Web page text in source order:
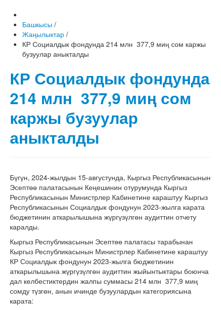
Башкысы /
Жаңылыктар /
КР Социалдык фондунда 214 млн 377,9 миң сом каржы
бузуулар аныкталды
КР Социалдык фондунда
214 млн 377,9 миң сом
каржы бузуулар
аныкталды
Бүгүн, 2024-жылдын 15-августунда, Кыргыз Республикасынын
Эсептөө палатасынын Кеңешинин отурумунда Кыргыз
Республикасынын Министрлер Кабинетине караштуу Кыргыз
Республикасынын Социалдык фондунун 2023-жылга карата
бюджетинин аткарылышына жүргүзүлгөн аудиттин отчету
каралды.
Кыргыз Республикасынын Эсептөө палатасы тарабынан
Кыргыз Республикасынын Министрлер Кабинетине караштуу
КР Социалдык фондунун 2023-жылга бюджетинин
аткарылышына жүргүзүлгөн аудиттин жыйынтыктары боюнча
дал келбестиктердин жалпы суммасы 214 млн 377,9 миң
сомду түзгөн, анын ичинде бузуулардын категориясына
карата: